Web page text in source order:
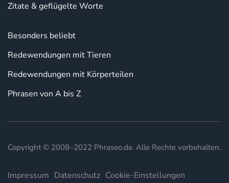
Zitate & geflügelte Worte
Besonders beliebt
Redewendungen mit Tieren
Redewendungen mit Körperteilen
Phrasen von A bis Z
Copyright © 2008–2022 Phraseo.de. Alle Rechte vorbehalten.
Impressum Datenschutz Cookie-Einstellungen